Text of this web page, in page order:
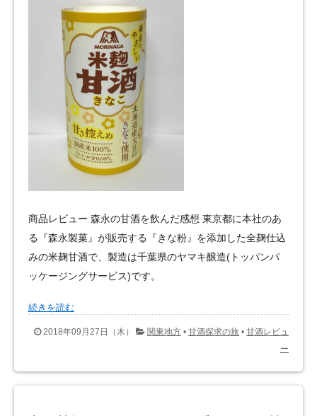
商品レビュー 森永の甘酒を飲んだ感想 東京都に本社のあ
る『森永製菓』が販売する『きな粉』を添加した全麹仕込
みの米麹甘酒で、製造は千葉県のヤマキ醸造(トッパンパ
ッケージングサービス)です。
続きを読む
2018年09月27日（木） 関東地方 • 甘酒探求の旅 • 甘酒レビュ
ー